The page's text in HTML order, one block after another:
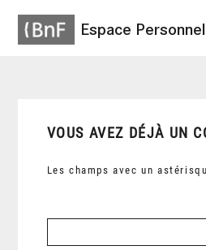
Espace Personnel
VOUS AVEZ DÉJÀ UN
Les champs avec un